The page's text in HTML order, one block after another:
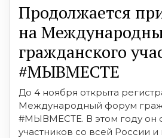
Продолжается
на
гражданского
#МЫВМЕСТЕ
До 4 ноября открыта
Международный форум
#МЫВМЕСТЕ. В этом году он
участников со всей России